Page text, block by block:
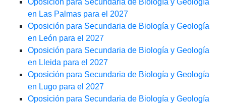
Oposición para Secundaria de Biología y Geología
en Las Palmas para el 2027
Oposición para Secundaria de Biología y Geología
en León para el 2027
Oposición para Secundaria de Biología y Geología
en Lleida para el 2027
Oposición para Secundaria de Biología y Geología
en Lugo para el 2027
Oposición para Secundaria de Biología y Geología